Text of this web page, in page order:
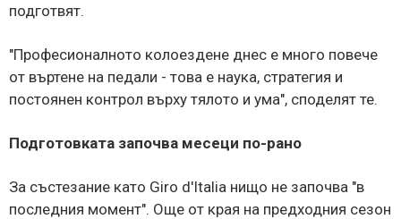
подготвят.
"Професионалното колоездене днес е много повече
от въртене на педали - това е наука, стратегия и
постоянен контрол върху тялото и ума", споделят те.
Подготовката започва месеци по-рано
За състезание като Giro d'Italia нищо не започва "в
последния момент". Още от края на предходния сезон